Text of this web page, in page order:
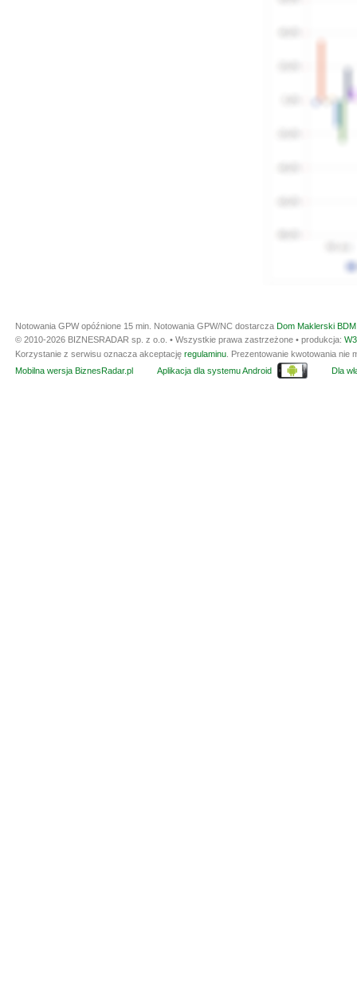
Notowania GPW opóźnione 15 min. Notowania GPW/NC dostarcza Dom Maklerski
© 2010-2026 BIZNESRADAR sp. z o.o. • Wszystkie prawa zastrzeżone • produkcja:
Korzystanie z serwisu oznacza akceptację regulaminu. Prezentowanie kwotowania nie
Mobilna wersja BiznesRadar.pl
Aplikacja dla systemu Android Dla